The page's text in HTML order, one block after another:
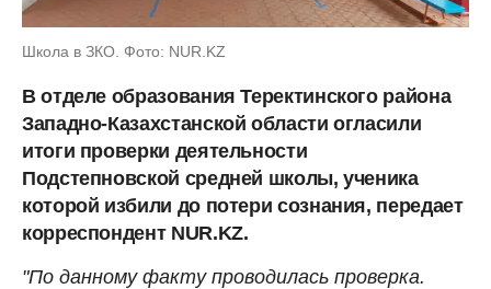
Школа в ЗКО. Фото: NUR.KZ
В отделе образования Теректинского района
Западно-Казахстанской области огласили
итоги проверки деятельности
Подстепновской средней школы, ученика
которой избили до потери сознания, передает
корреспондент NUR.KZ.
"По данному факту проводилась проверка.